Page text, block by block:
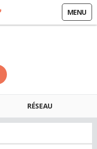
MENU
RÉSEAU